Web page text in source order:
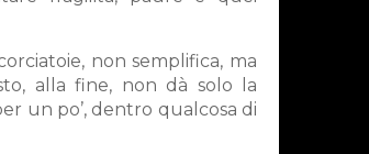
non semplifica, ma
alla fine, non dà solo la
un po’, dentro qualcosa di